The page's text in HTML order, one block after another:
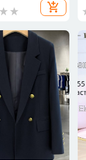
add_shopping_cart